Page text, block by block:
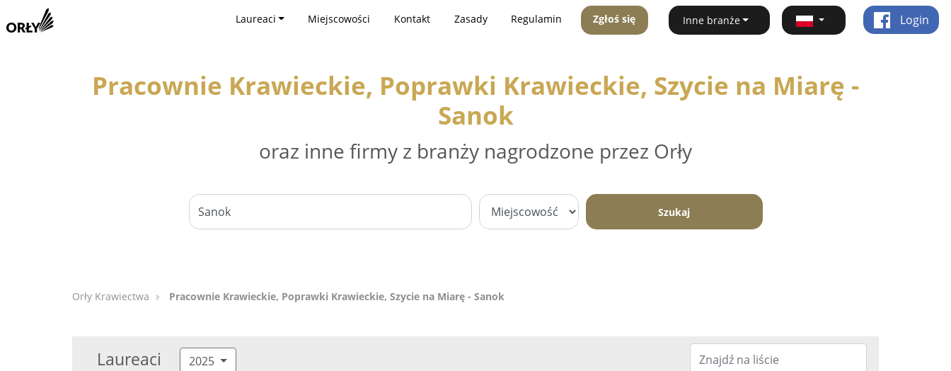
Laureaci Miejscowości Kontakt Zasady Regulamin Zgłoś się Inne branże Login
Pracownie Krawieckie, Poprawki Krawieckie, Szycie na Miarę -
Sanok
oraz inne firmy z branży nagrodzone przez Orły
Szukaj
Orły Krawiectwa Pracownie Krawieckie, Poprawki Krawieckie, Szycie na Miarę - Sanok
Laureaci 2025